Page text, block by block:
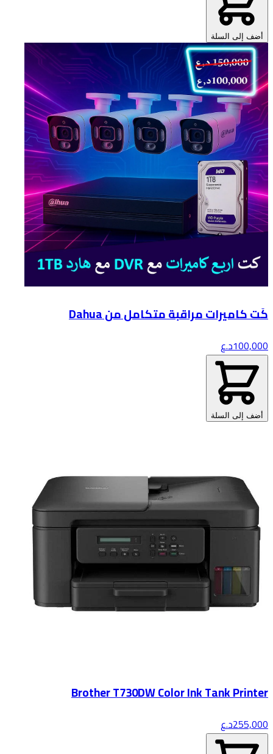
أضف إلى السلة
كَت كاميرات مراقبة متكامل من Dahua
100,000د.ع
أضف إلى السلة
Brother T730DW Color Ink Tank Printer
255,000د.ع